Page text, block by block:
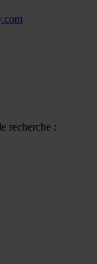
recherche :